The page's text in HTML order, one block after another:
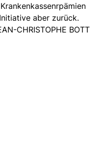
aber zurück.
CHRISTOPHE BOTT